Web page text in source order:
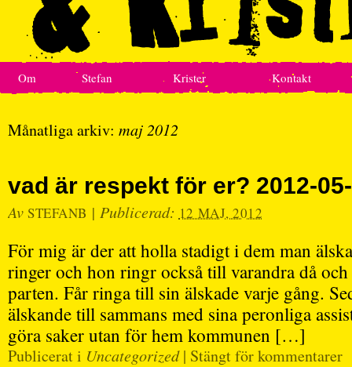
Om Stefan Krister Kontakt
Månatliga arkiv: maj 2012
vad är respekt för er? 2012-
Av STEFANB | Publicerad: 12 MAJ, 2012
För mig är der att holla stadigt i dem man
ringer och hon ringr också till varandra då och
parten. Får ringa till sin älskade varje gång.
älskande till sammans med sina peronliga
göra saker utan för hem kommunen […]
Publicerat i Uncategorized | Stängt för kommentarer